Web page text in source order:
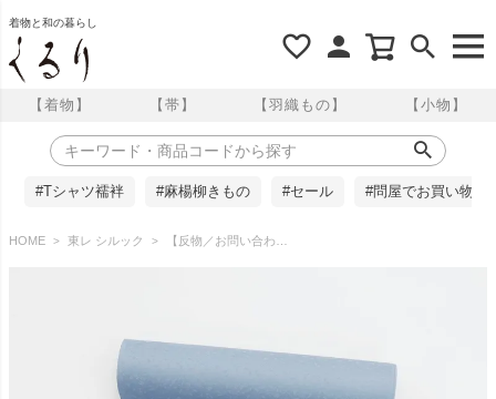
着物と和の暮らし
【着物】 【帯】 【羽織もの】 【小物】
#Tシャツ襦袢 #麻楊柳きもの #セール #問屋でお買い物
HOME 東レ シルック 【反物／お問い合わせ商品】東レシルック 色無地 京のかほり